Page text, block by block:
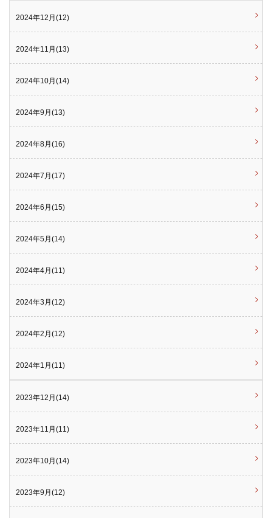
2024年12月(12)
2024年11月(13)
2024年10月(14)
2024年9月(13)
2024年8月(16)
2024年7月(17)
2024年6月(15)
2024年5月(14)
2024年4月(11)
2024年3月(12)
2024年2月(12)
2024年1月(11)
2023年12月(14)
2023年11月(11)
2023年10月(14)
2023年9月(12)